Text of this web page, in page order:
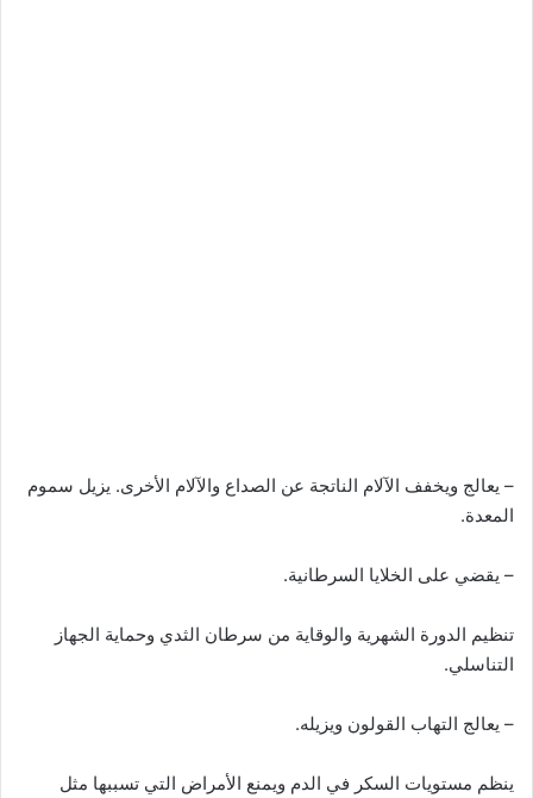
– يعالج ويخفف الآلام الناتجة عن الصداع والآلام الأخرى. يزيل سموم
المعدة.
– يقضي على الخلايا السرطانية.
تنظيم الدورة الشهرية والوقاية من سرطان الثدي وحماية الجهاز
التناسلي.
– يعالج التهاب القولون ويزيله.
ينظم مستويات السكر في الدم ويمنع الأمراض التي تسببها مثل